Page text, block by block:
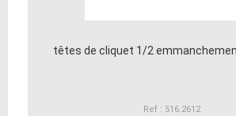
têtes de cliquet 1/2
Ref : 516.2612